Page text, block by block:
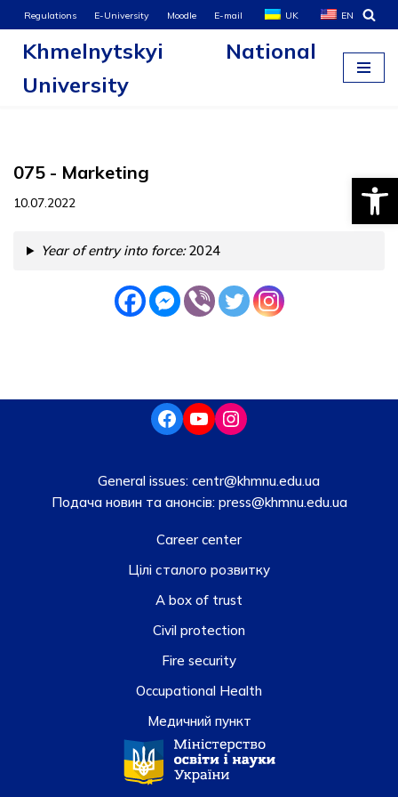
Skip
content
Regulations E-University Moodle E-mail UK EN
Khmelnytskyi National
University
075 - Marketing
10.07.2022
Year of entry into force:2024
General issues: centr@khmnu.edu.ua
Подача новин та анонсів:press@khmnu.edu.ua
Career center
Цілі сталого розвитку
A box of trust
Civil protection
Fire security
Occupational Health
Медичний пункт